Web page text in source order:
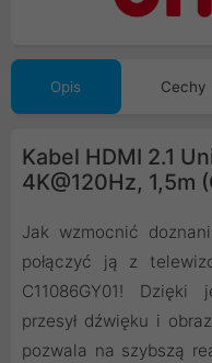
Opis Cechy
Kabel HDMI 2.1
4K@120Hz, 1,5m
Jak wzmocnić
połączyć ją z
C11086GY01! Dzięki
przesył dźwięku i
pozwala na szybszą